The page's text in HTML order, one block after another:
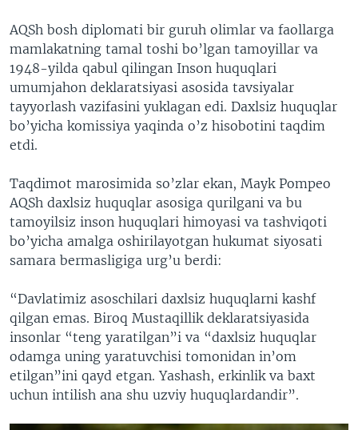
AQSh bosh diplomati bir guruh olimlar va faollarga
mamlakatning tamal toshi bo’lgan tamoyillar va
1948-yilda qabul qilingan Inson huquqlari
umumjahon deklaratsiyasi asosida tavsiyalar
tayyorlash vazifasini yuklagan edi. Daxlsiz huquqlar
bo’yicha komissiya yaqinda o’z hisobotini taqdim
etdi.
Taqdimot marosimida so’zlar ekan, Mayk Pompeo
AQSh daxlsiz huquqlar asosiga qurilgani va bu
tamoyilsiz inson huquqlari himoyasi va tashviqoti
bo’yicha amalga oshirilayotgan hukumat siyosati
samara bermasligiga urg’u berdi:
“Davlatimiz asoschilari daxlsiz huquqlarni kashf
qilgan emas. Biroq Mustaqillik deklaratsiyasida
insonlar “teng yaratilgan”i va “daxlsiz huquqlar
odamga uning yaratuvchisi tomonidan in’om
etilgan”ini qayd etgan. Yashash, erkinlik va baxt
uchun intilish ana shu uzviy huquqlardandir”.